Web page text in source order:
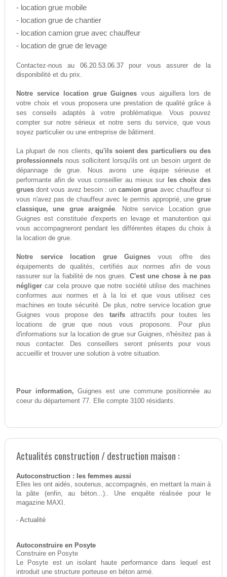
- location grue mobile
- location grue de chantier
- location camion grue avec chauffeur
- location de grue de levage
Contactez-nous au 06.20.53.06.37pour vous assurer de la
disponibilité et du prix.
Notre service location grue Guignes vous aiguillera lors de
votre choix et vous proposera une prestation de qualité grâce à
ses conseils adaptés à votre problématique. Vous pouvez
compter sur notre sérieux et notre sens du service, que vous
soyez particulier ou une entreprise de bâtiment.
La plupart de nos clients, qu'ils soient des particuliers ou des
professionnelsnous sollicitent lorsqu'ils ont un besoin urgent de
dépannage de grue. Nous avons une équipe sérieuse et
performante afin de vous conseiller au mieux sur
les choix des
gruesdont vous avez besoin : uncamion grue avec chauffeur si
vous n'avez pas de chauffeur avec le permis approprié, unegrue
classique, une grue araignée. Notre service Location grue
Guignes est constituée d'experts en levage et manutention qui
vous accompagneront pendant les différentes étapes du choix à
la location de grue.
Notre service location grue Guignes vous offre des
équipements de qualités, certifiés aux normes afin de vous
rassurer sur la fiabilité de nos grues. C'est une chose à ne pas
négligercar cela prouve que notre société utilise des machines
conformes aux normes et à la loi et que vous utilisez ces
machines en toute sécurité. De plus, notre service location grue
Guignes vous propose des tarifsattractifs pour toutes les
locations de grue que nous vous proposons. Pour plus
d'informations sur la location de grue sur Guignes, n'hésitez pas à
nous contacter. Des conseillers seront présents pour vous
accueillir et trouver une solution à votre situation.
Pour information, Guignes est une commune positionnée au
coeur du département 77. Elle compte 3100 résidants.
Actualités construction / destruction maison :
Autoconstruction : les femmes aussi
Elles les ont aidés, soutenus, accompagnés, en mettant la main à
la pâte (enfin, au béton...).. Une enquête réalisée pour le
magazine MAXI.
- Actualité
Autoconstruire en Posyte
Construire en Posyte
Le Posyte est un isolant haute performance dans lequel est
introduit une structure porteuse en béton armé.